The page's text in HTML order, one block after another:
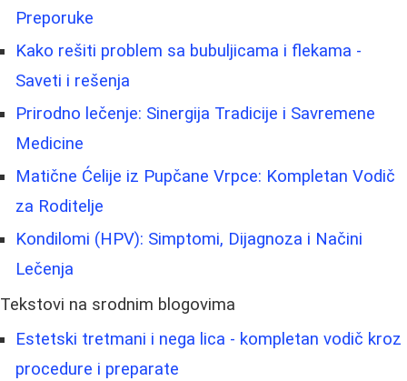
Preporuke
Kako rešiti problem sa bubuljicama i flekama -
Saveti i rešenja
Prirodno lečenje: Sinergija Tradicije i Savremene
Medicine
Matične Ćelije iz Pupčane Vrpce: Kompletan Vodič
za Roditelje
Kondilomi (HPV): Simptomi, Dijagnoza i Načini
Lečenja
Tekstovi na srodnim blogovima
Estetski tretmani i nega lica - kompletan vodič kroz
procedure i preparate